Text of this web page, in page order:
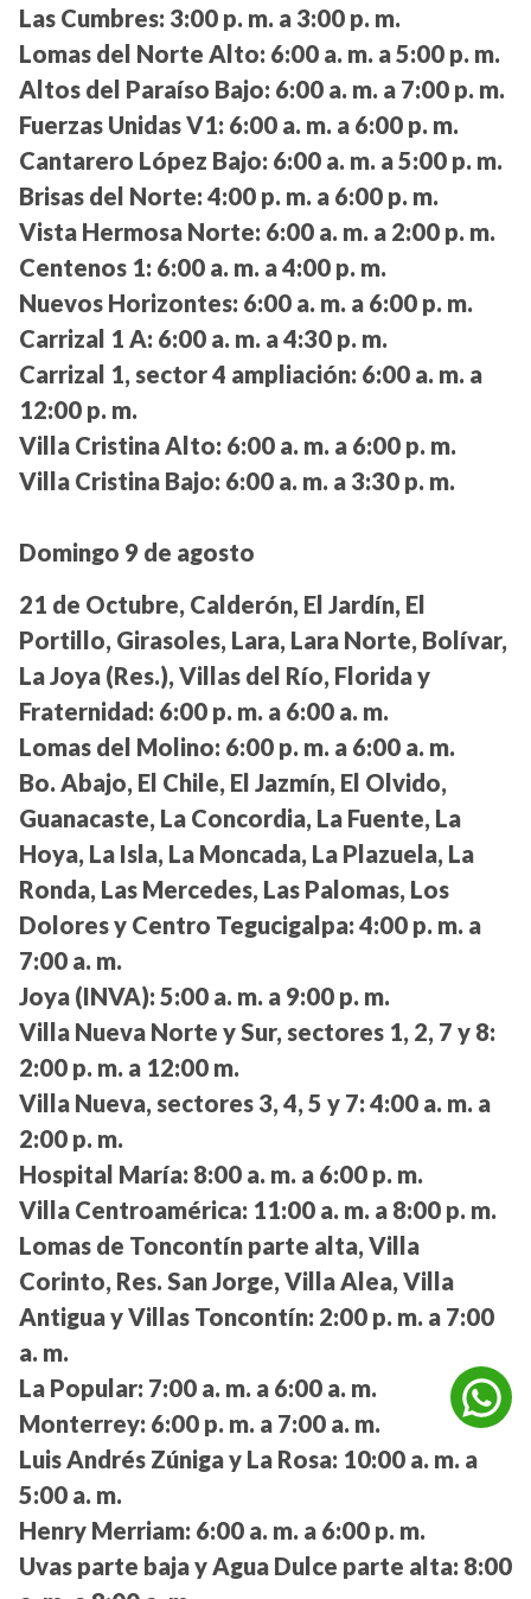
Las Cumbres: 3:00 p. m. a 3:00 p. m.
Lomas del Norte Alto: 6:00 a. m. a 5:00 p. m.
Altos del Paraíso Bajo: 6:00 a. m. a 7:00 p. m.
Fuerzas Unidas V1: 6:00 a. m. a 6:00 p. m.
Cantarero López Bajo: 6:00 a. m. a 5:00 p. m.
Brisas del Norte: 4:00 p. m. a 6:00 p. m.
Vista Hermosa Norte: 6:00 a. m. a 2:00 p. m.
Centenos 1: 6:00 a. m. a 4:00 p. m.
Nuevos Horizontes: 6:00 a. m. a 6:00 p. m.
Carrizal 1 A: 6:00 a. m. a 4:30 p. m.
Carrizal 1, sector 4 ampliación: 6:00 a. m. a
12:00 p. m.
Villa Cristina Alto: 6:00 a. m. a 6:00 p. m.
Villa Cristina Bajo: 6:00 a. m. a 3:30 p. m.
Domingo 9 de agosto
21 de Octubre, Calderón, El Jardín, El
Portillo, Girasoles, Lara, Lara Norte, Bolívar,
La Joya (Res.), Villas del Río, Florida y
Fraternidad: 6:00 p. m. a 6:00 a. m.
Lomas del Molino: 6:00 p. m. a 6:00 a. m.
Bo. Abajo, El Chile, El Jazmín, El Olvido,
Guanacaste, La Concordia, La Fuente, La
Hoya, La Isla, La Moncada, La Plazuela, La
Ronda, Las Mercedes, Las Palomas, Los
Dolores y Centro Tegucigalpa: 4:00 p. m. a
7:00 a. m.
Joya (INVA): 5:00 a. m. a 9:00 p. m.
Villa Nueva Norte y Sur, sectores 1, 2, 7 y 8:
2:00 p. m. a 12:00 m.
Villa Nueva, sectores 3, 4, 5 y 7: 4:00 a. m. a
2:00 p. m.
Hospital María: 8:00 a. m. a 6:00 p. m.
Villa Centroamérica: 11:00 a. m. a 8:00 p. m.
Lomas de Toncontín parte alta, Villa
Corinto, Res. San Jorge, Villa Alea, Villa
Antigua y Villas Toncontín: 2:00 p. m. a 7:00
a. m.
La Popular: 7:00 a. m. a 6:00 a. m.
Monterrey: 6:00 p. m. a 7:00 a. m.
Luis Andrés Zúniga y La Rosa: 10:00 a. m. a
5:00 a. m.
Henry Merriam: 6:00 a. m. a 6:00 p. m.
Uvas parte baja y Agua Dulce parte alta: 8:00